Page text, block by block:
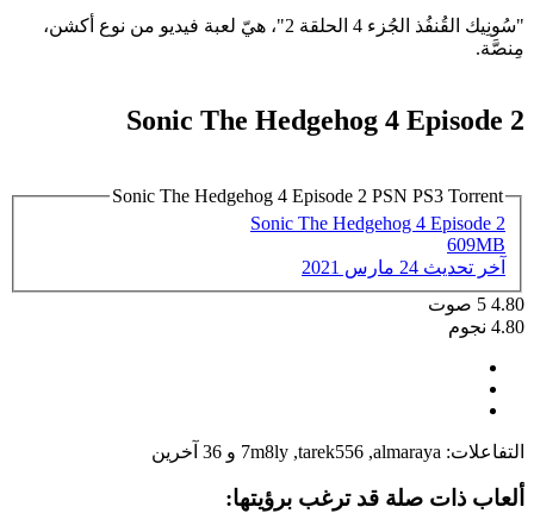
"سُونِيك القُنفُذ الجُزء 4 الحلقة 2"، هيّ لعبة فيديو من نوع أكشن،
مِنصَّة.
Sonic The Hedgehog 4 Episode 2
Sonic The Hedgehog 4 Episode 2 PSN PS3 Torrent
Sonic The Hedgehog 4 Episode 2
609MB
آخر تحديث 24 مارس 2021
4.80
5 صوت
4.80 نجوم
التفاعلات: almaraya
,
tarek556
,
7m8ly و 36 آخرين
ألعاب ذات صلة قد ترغب برؤيتها: